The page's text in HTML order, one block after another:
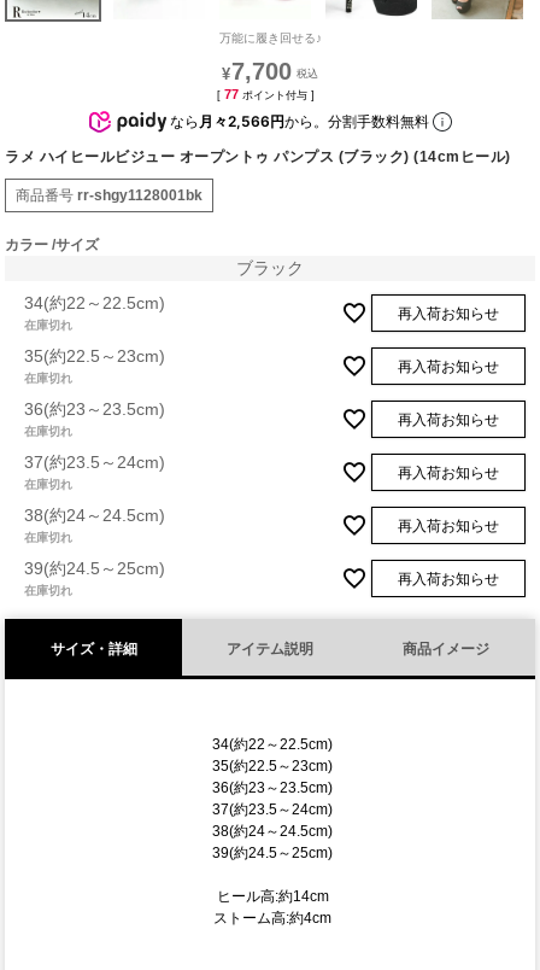
万能に履き回せる♪
¥7,700
[ 77 ポイント付与 ]
なら 月々2,566円から。分割手数料無料
ラメ ハイヒールビジュー オープントゥ パンプス (ブラック) (14cmヒール)
商品番号 rr-shgy1128001bk
カラー サイズ
ブラック
34(約22～22.5cm)
在庫切れ
再入荷お知らせ
35(約22.5～23cm)
在庫切れ
再入荷お知らせ
36(約23～23.5cm)
在庫切れ
再入荷お知らせ
37(約23.5～24cm)
在庫切れ
再入荷お知らせ
38(約24～24.5cm)
在庫切れ
再入荷お知らせ
39(約24.5～25cm)
在庫切れ
再入荷お知らせ
サイズ・詳細 アイテム説明 商品イメージ
34(約22～22.5cm)
35(約22.5～23cm)
36(約23～23.5cm)
37(約23.5～24cm)
38(約24～24.5cm)
39(約24.5～25cm)
ヒール高:約14cm
ストーム高:約4cm